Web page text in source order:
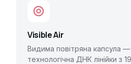
Visible Air
Видима повітряна капсула —
технологічна ДНК лінійки з